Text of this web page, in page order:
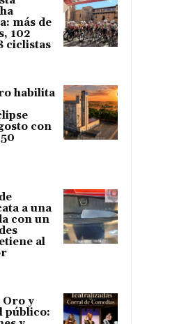
más de
102
ciclistas
habilita
con
a una
con un
al
Oro y
público: